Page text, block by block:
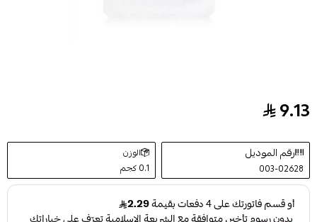
قناع كوما للتفتيح من ايم سوري فور ماي سكن
9.13
رقم الموديل
003-02628
الوزن
0.1 كجم